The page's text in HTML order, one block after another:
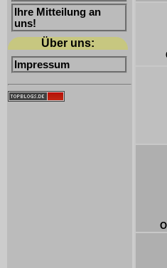
Ihre Mitteilung an
uns!
Über uns:
Impressum